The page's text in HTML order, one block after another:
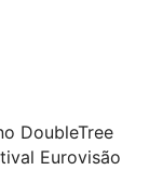
DoubleTree
Eurovisão